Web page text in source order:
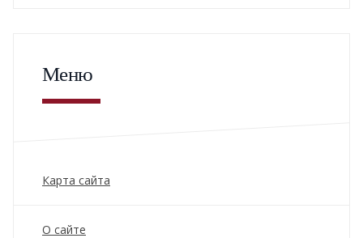
Меню
Карта сайта
О сайте